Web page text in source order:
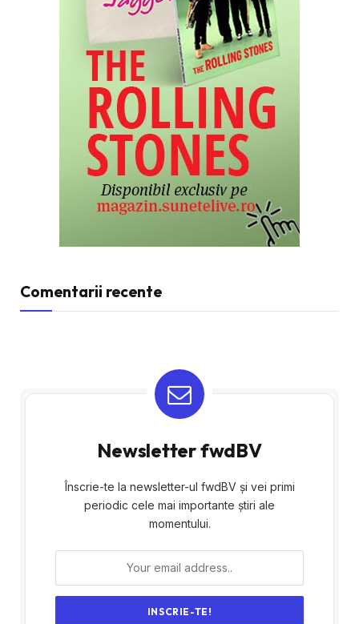
Comentarii recente
Newsletter fwdBV
Înscrie-te la newsletter-ul fwdBV și vei primi
periodic cele mai importante știri ale
momentului.